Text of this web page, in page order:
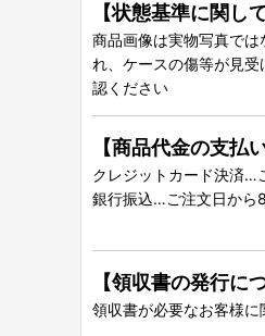
【状態基準に関して
商品画像は実物写真で
れ、ケースの傷等が見
認ください
【商品代金の支払
クレジットカード決済…
銀行振込…ご注文日から
【領収書の発行に
領収書が必要なお客様に